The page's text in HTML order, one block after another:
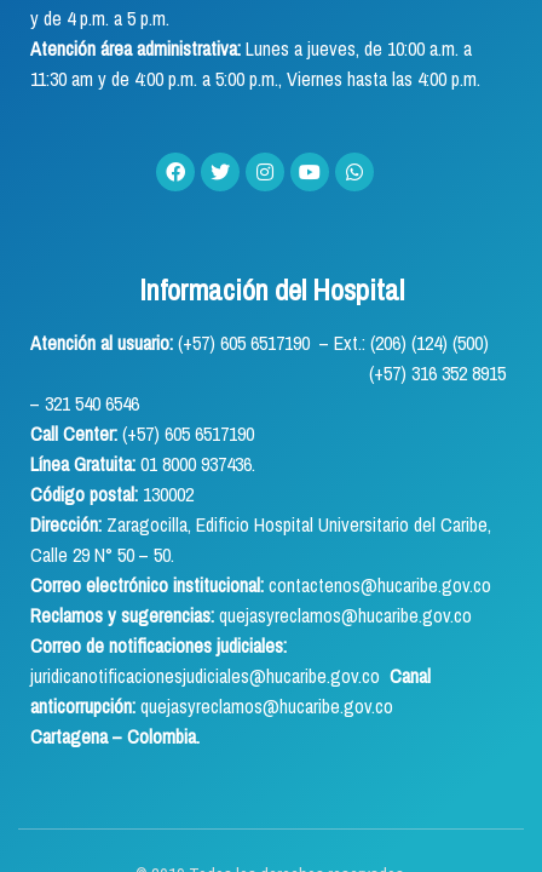
y de 4 p.m. a 5 p.m.
Atención área administrativa:Lunes a jueves, de 10:00 a.m. a
11:30 am y de 4:00 p.m. a 5:00 p.m., Viernes hasta las 4:00 p.m.
Información del Hospital
Atención al usuario:(+57) 605 6517190 – Ext.: (206) (124) (500)
(+57) 316 352 8915
– 321 540 6546
Call Center:(+57) 605 6517190
Línea Gratuita:01 8000 937436.
Código postal: 130002
Dirección: Zaragocilla, Edificio Hospital Universitario del Caribe,
Calle 29 N° 50 – 50.
Correo electrónico institucional:contactenos@hucaribe.gov.co
Reclamos y sugerencias:quejasyreclamos@hucaribe.gov.co
Correo de notificaciones judiciales:
juridicanotificacionesjudiciales@hucaribe.gov.co Canal
anticorrupción:quejasyreclamos@hucaribe.gov.co
Cartagena – Colombia.